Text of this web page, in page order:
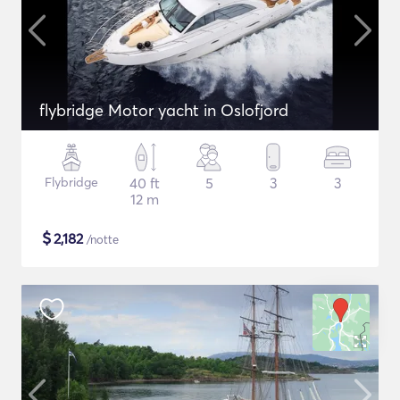
flybridge Motor yacht in Oslofjord
Flybridge
40 ft
12 m
5 3 3
$2,182/notte